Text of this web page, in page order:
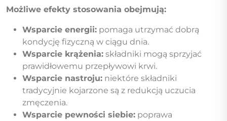
Możliwe efekty stosowania obejmują:
Wsparcie energii: pomaga utrzymać dobrą
kondycję fizyczną w ciągu dnia.
Wsparcie krążenia: składniki mogą sprzyjać
prawidłowemu przepływowi krwi.
Wsparcie nastroju: niektóre składniki
tradycyjnie kojarzone są z redukcją uczucia
zmęczenia.
Wsparcie pewności siebie: poprawa